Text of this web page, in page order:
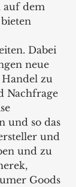
auf dem
Dabei
neue
zu
Nachfrage
und so das
und
und zu
Goods